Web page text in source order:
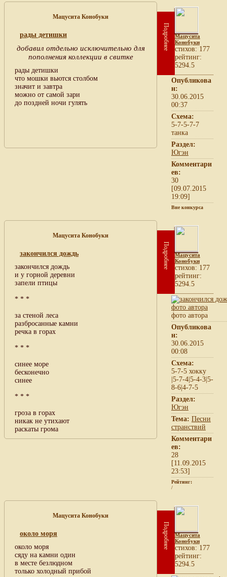
Мацусита Конобуки
рады детишки
добавил отдельно исключительно для
пополнения коллекции в свитке
рады детишки
что мошки вьются столбом
значит и завтра
можно от самой зари
до поздней ночи гулять
Подробнее
Мацусита
Конобуки
cтихов: 177
рейтинг:
5294.5
Опубликова
н:
30.06.2015
00:37
Схема:
5-7-5-7-7
танка
Раздел:
Югэн
Комментари
ев:
30
[09.07.2015
19:09]
Вне конкурса
Мацусита Конобуки
закончился дождь
закончился дождь
и у горной деревни
запели птицы
* * *
за стеной леса
разбросанные камни
речка в горах
* * *
синее море
бесконечно
синее
* * *
гроза в горах
никак не утихают
раскаты грома
Подробнее
Мацусита
Конобуки
cтихов: 177
рейтинг:
5294.5
фото автора
Опубликова
н:
30.06.2015
00:08
Схема:
5-7-5 хокку
|5-7-4|5-4-3|5-
8-6|4-7-5
Раздел:
Югэн
Тема: Песни
странствий
Комментари
ев:
28
[11.09.2015
23:53]
Рейтинг:
/
Мацусита Конобуки
около моря
около моря
сяду на камни один
в месте безлюдном
только холодный прибой
Подробнее
Мацусита
Конобуки
cтихов: 177
рейтинг:
5294.5